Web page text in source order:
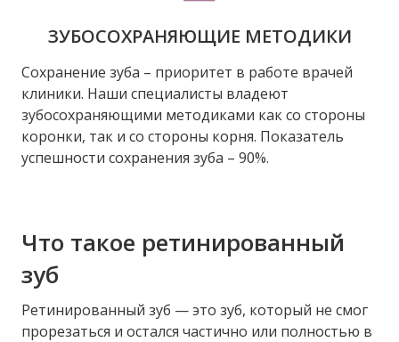
ЗУБОСОХРАНЯЮЩИЕ МЕТОДИКИ
Сохранение зуба – приоритет в работе врачей
клиники. Наши специалисты владеют
зубосохраняющими методиками как со стороны
коронки, так и со стороны корня. Показатель
успешности сохранения зуба – 90%.
Что такое ретинированный
зуб
Ретинированный зуб — это зуб, который не смог
прорезаться и остался частично или полностью в